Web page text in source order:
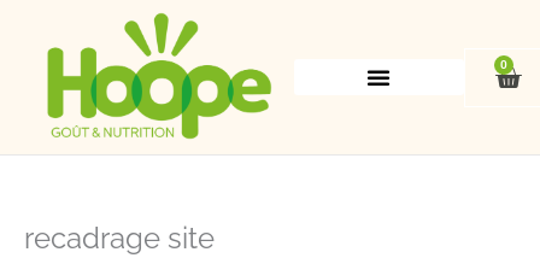
0
recadrage site